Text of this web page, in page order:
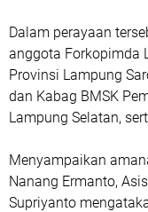
Dalam perayaan
anggota Forkopimda
Provinsi Lampung
dan Kabag BMSK
Lampung Selatan,
Menyampaikan
Nanang Ermanto,
Supriyanto